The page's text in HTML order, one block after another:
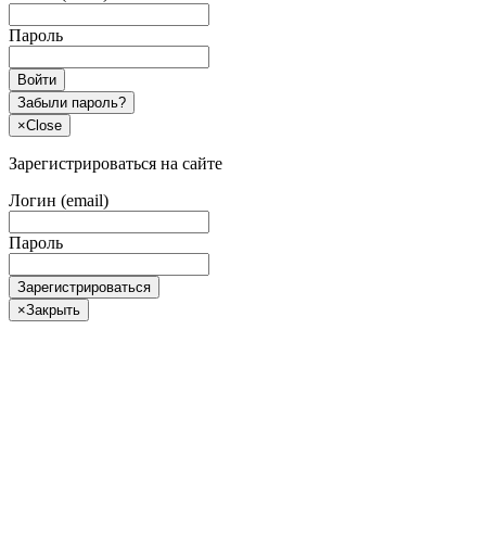
Пароль
Войти
Забыли пароль?
×Close
Зарегистрироваться на сайте
Логин (email)
Пароль
Зарегистрироваться
×Закрыть